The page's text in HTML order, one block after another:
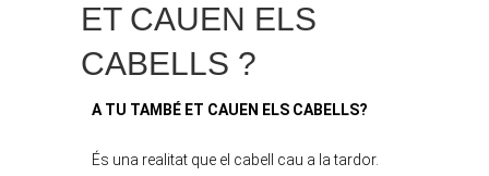
ET CAUEN ELS
CABELLS ?
A TU TAMBÉ ET CAUEN ELS CABELLS?
És una realitat que el cabell cau a la tardor.